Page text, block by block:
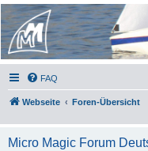
Micro Magic
Deutschland
FAQ
Webseite Foren-Übersicht
Micro Magic Forum